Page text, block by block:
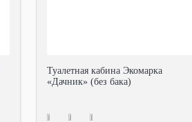
Туалетная кабина Экомарка
«Дачник» (без бака)